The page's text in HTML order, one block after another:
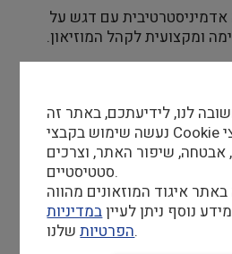
עם דגש על
ומקצועית לקהל המוזיאון.
פרונטלית או במוקד טלפוני
דיגיטליות שונות.
לנו, לידיעתכם, באתר זה
נעשה שימוש בקבצי Cookie וכן בקבצי Cookie צד
אבטחה, שיפור האתר, וצרכים
סטטיסטיים.
איגוד המוזאונים מהווה
נוסף ניתן לעייןבמדיניות
הפרטיותשלנו.